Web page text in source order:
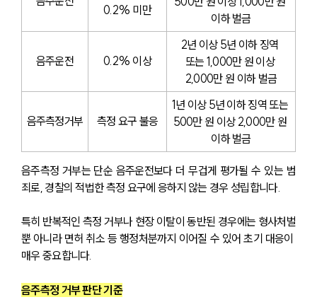
0.2% 미만
이하 벌금
음주운전 0.2% 이상
2년 이상 5년 이하 징역
또는 1,000만 원 이상
2,000만 원 이하 벌금
음주측정거부 측정 요구 불응
1년 이상 5년 이하 징역 또는
500만 원 이상 2,000만 원
이하 벌금
음주측정 거부는 단순 음주운전보다 더 무겁게 평가될 수 있는 범
죄로, 경찰의 적법한 측정 요구에 응하지 않는 경우 성립합니다.
특히 반복적인 측정 거부나 현장 이탈이 동반된 경우에는 형사처벌
뿐 아니라 면허 취소 등 행정처분까지 이어질 수 있어 초기 대응이
매우 중요합니다.
음주측정 거부 판단 기준